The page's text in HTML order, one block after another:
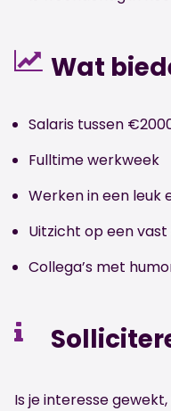
Wat
Salaris tussen
Fulltime werkweek
Werken in een leuk
Uitzicht op een
Collega’s met
Is je interesse